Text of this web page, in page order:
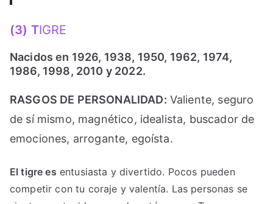
(3) TIGRE
Nacidos en 1926, 1938, 1950, 1962, 1974,
1986, 1998, 2010 y 2022.
RASGOS DE PERSONALIDAD: Valiente, seguro
de sí mismo, magnético, idealista, buscador de
emociones, arrogante, egoísta.
El tigre es entusiasta y divertido. Pocos pueden
competir con tu coraje y valentía. Las personas se